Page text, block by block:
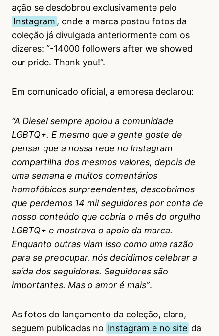
ação se desdobrou exclusivamente pelo
Instagram , onde a marca postou fotos da
coleção já divulgada anteriormente com os
dizeres: “-14000 followers after we showed
our pride. Thank you!”.
Em comunicado oficial, a empresa declarou:
“A Diesel sempre apoiou a comunidade
LGBTQ+. E mesmo que a gente goste de
pensar que a nossa rede no Instagram
compartilha dos mesmos valores, depois de
uma semana e muitos comentários
homofóbicos surpreendentes, descobrimos
que perdemos 14 mil seguidores por conta de
nosso conteúdo que cobria o mês do orgulho
LGBTQ+ e mostrava o apoio da marca.
Enquanto outras viam isso como uma razão
para se preocupar, nós decidimos celebrar a
saída dos seguidores. Seguidores são
importantes. Mas o amor é mais”.
As fotos do lançamento da coleção, claro,
seguem publicadas no Instagram e no site da